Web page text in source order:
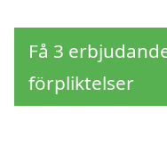
Få 3
förpliktelser